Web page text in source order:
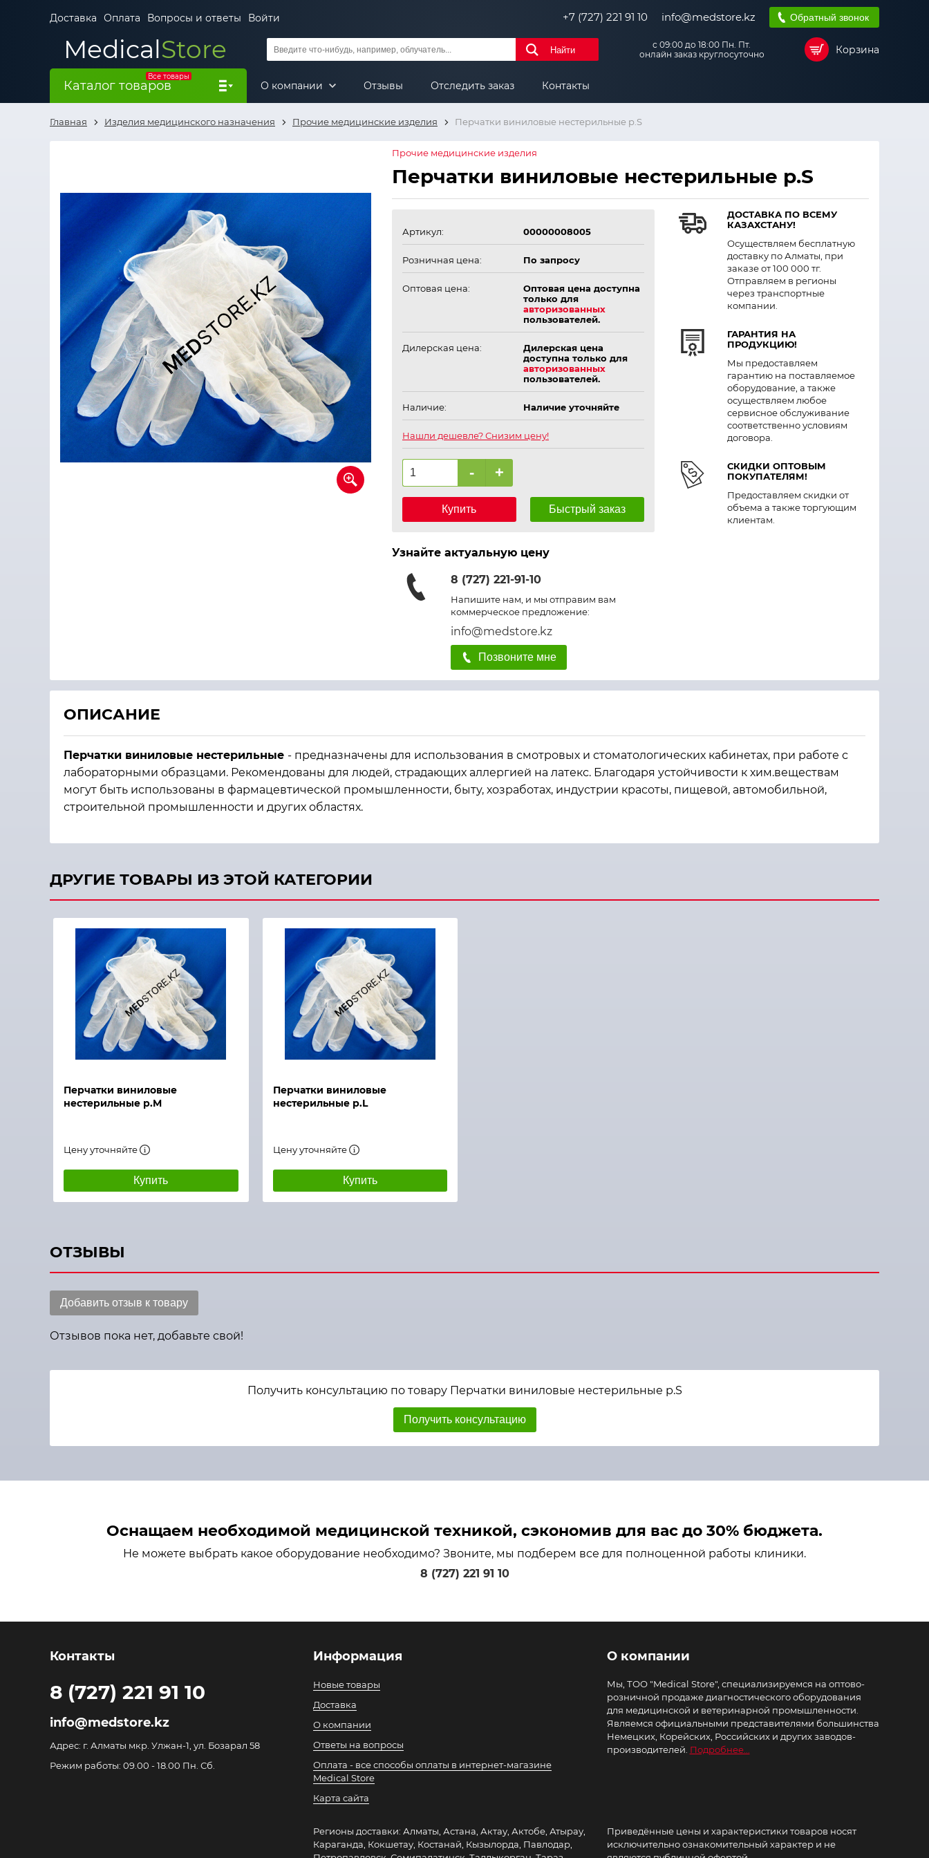
Доставка Оплата Вопросы и ответы Войти +7 (727) 221 91 10 info@medstore.kz Обратный звонок
MedicalStore Найти
с 09:00 до 18:00 Пн. Пт.
онлайн заказ круглосуточно
Корзина
Все товары
Каталог товаров О компании Отзывы Отследить заказ Контакты
Главная Изделия медицинского назначения Прочие медицинские изделия Перчатки виниловые нестерильные р.S
Прочие медицинские изделия
Перчатки виниловые нестерильные р.S
Артикул: 00000008005
Розничная цена: По запросу
Оптовая цена:
Оптовая цена доступна
только для
авторизованных
пользователей.
Дилерская цена:
Дилерская цена
доступна только для
авторизованных
пользователей.
Наличие: Наличие уточняйте
Нашли дешевле? Снизим цену!
- +
Купить Быстрый заказ
Узнайте актуальную цену
8 (727) 221-91-10
Напишите нам, и мы отправим вам
коммерческое предложение:
info@medstore.kz
Позвоните мне
ДОСТАВКА ПО ВСЕМУ
КАЗАХСТАНУ!
Осуществляем бесплатную
доставку по Алматы, при
заказе от 100 000 тг.
Отправляем в регионы
через транспортные
компании.
ГАРАНТИЯ НА
ПРОДУКЦИЮ!
Мы предоставляем
гарантию на поставляемое
оборудование, а также
осуществляем любое
сервисное обслуживание
соответственно условиям
договора.
СКИДКИ ОПТОВЫМ
ПОКУПАТЕЛЯМ!
Предоставляем скидки от
объема а также торгующим
клиентам.
ОПИСАНИЕ
Перчатки виниловые нестерильные - предназначены для использования в смотровых и стоматологических кабинетах, при работе с
лабораторными образцами. Рекомендованы для людей, страдающих аллергией на латекс. Благодаря устойчивости к хим.веществам
могут быть использованы в фармацевтической промышленности, быту, хозработах, индустрии красоты, пищевой, автомобильной,
строительной промышленности и других областях.
ДРУГИЕ ТОВАРЫ ИЗ ЭТОЙ КАТЕГОРИИ
Перчатки виниловые
нестерильные р.M
Цену уточняйте
Купить
Быстрый просмотр
Перчатки виниловые
нестерильные р.L
Цену уточняйте
Купить
ОТЗЫВЫ
Добавить отзыв к товару
Отзывов пока нет, добавьте свой!
Получить консультацию по товару Перчатки виниловые нестерильные р.S
Получить консультацию
Оснащаем необходимой медицинской техникой, сэкономив для вас до 30% бюджета.
Не можете выбрать какое оборудование необходимо? Звоните, мы подберем все для полноценной работы клиники.
8 (727) 221 91 10
Контакты
8 (727) 221 91 10
info@medstore.kz
Адрес: г. Алматы мкр. Улжан-1, ул. Бозарал 58
Режим работы: 09.00 - 18.00 Пн. Сб.
Информация
Новые товары
Доставка
О компании
Ответы на вопросы
Оплата - все способы оплаты в интернет-магазине
Medical Store
Карта сайта
О компании
Мы, ТОО "Medical Store", специализируемся на оптово-
розничной продаже диагностического оборудования
для медицинской и ветеринарной промышленности.
Являемся официальными представителями большинства
Немецких, Корейских, Российских и других заводов-
производителей. Подробнее...
Регионы доставки: Алматы, Астана, Актау, Актобе, Атырау,
Караганда, Кокшетау, Костанай, Кызылорда, Павлодар,
Приведённые цены и характеристики товаров носят
исключительно ознакомительный характер и не